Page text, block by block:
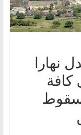
نهارا
كافة
سقوط